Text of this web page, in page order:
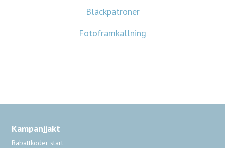
Bläckpatroner
Fotoframkallning
Kampanjjakt
Rabattkoder start